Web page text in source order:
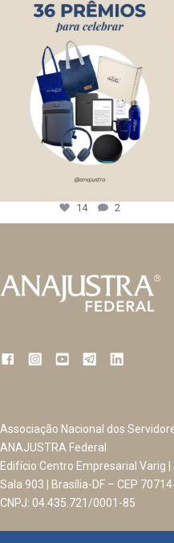
14 2
Associação Nacional dos
ANAJUSTRA Federal
Edifício Centro Empresarial Varig
Sala 903 | Brasília-DF – CEP
CNPJ: 04.435.721/0001-85